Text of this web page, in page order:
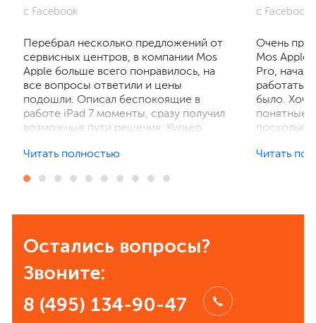
с Facebook
Перебрал несколько предложений от
сервисных центров, в компании Mos
Apple больше всего понравилось, на
все вопросы ответили и цены
подошли. Описал беспокоящие в
работе iPad 7 моменты, сразу получил
возможные пути решения. Курьер
отзвонились по итогам осмотра,
порадовал, без лишнего ожидания и
рекомендовать всем знакомым.
Читать полностью
с Facebook
Очень
Mos
Pro, начал
работать,
было. Хочу
понятные
поскольку
Читать
Остались вопросы?
Звоните:
8 (495) 134-90-47